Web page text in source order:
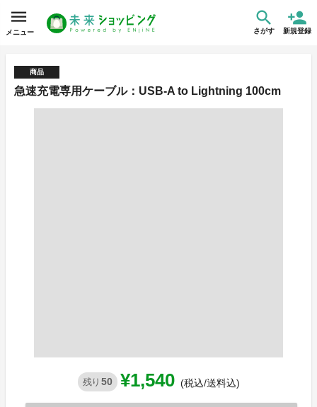
メニュー さがす 新規登録
商品
急速充電専用ケーブル：USB-A to Lightning 100cm
残り 50 ¥1,540 (税込/送料込)